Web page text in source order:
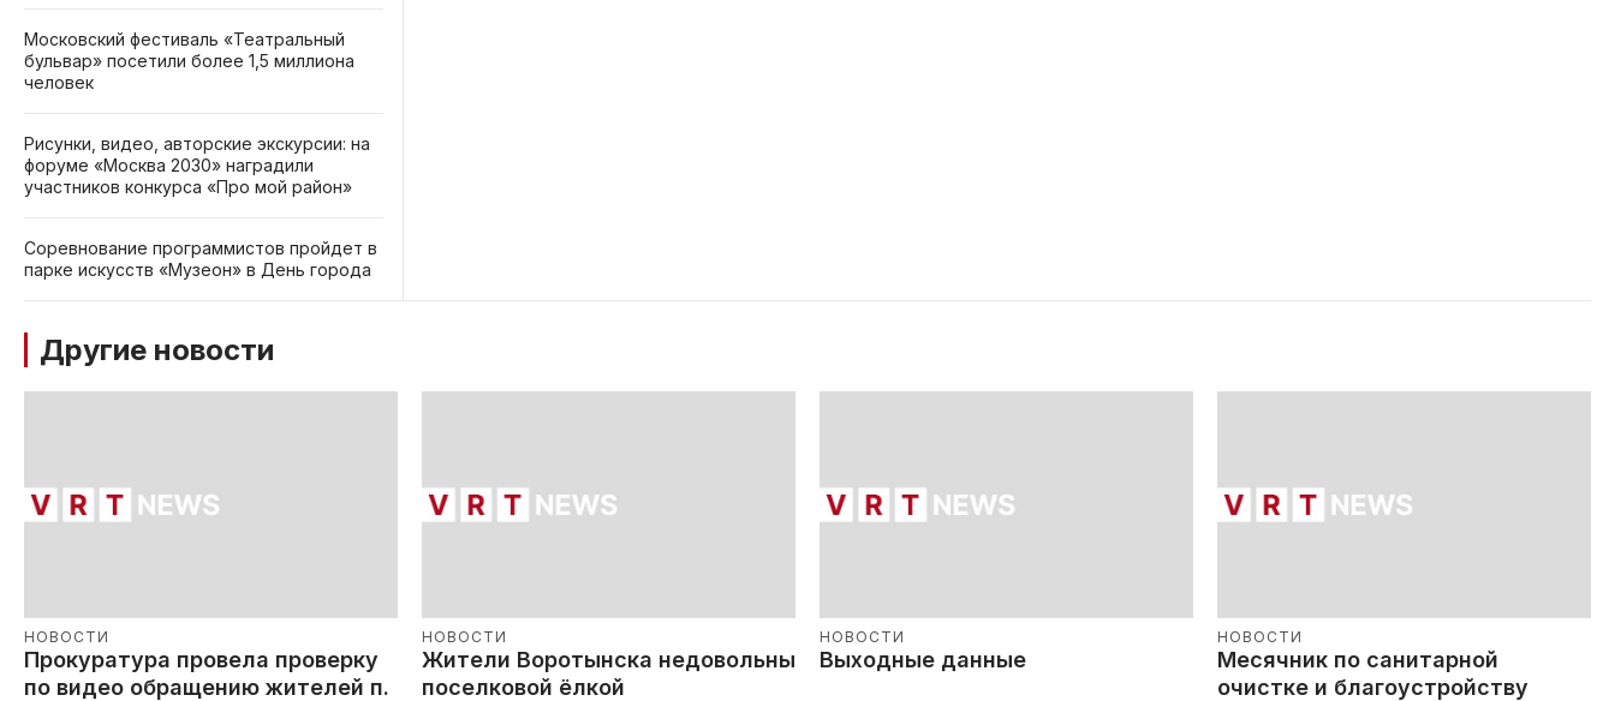
Московский фестиваль «Театральный
бульвар» посетили более 1,5 миллиона
человек
Рисунки, видео, авторские экскурсии: на
форуме «Москва 2030» наградили
участников конкурса «Про мой район»
Соревнование программистов пройдет в
парке искусств «Музеон» в День города
Другие новости
НОВОСТИ
Прокуратура провела проверку
по видео обращению жителей п.
НОВОСТИ
Жители Воротынска недовольны
поселковой ёлкой
НОВОСТИ
Выходные данные
НОВОСТИ
Месячник по санитарной
очистке и благоустройству